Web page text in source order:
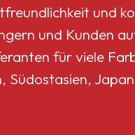
und
und Kunden
für viele
Südostasien,